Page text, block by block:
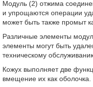
Модуль (2) отжима
и упрощаются операции
может быть также промыт
Различные элементы
элементы могут быть
техническому
Кожух выполняет две
вмещение их как оболочка.